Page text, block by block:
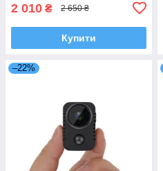
2 010 ₴ 2 650 ₴
Купити
–22%